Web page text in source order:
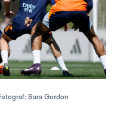
Sara Gordon